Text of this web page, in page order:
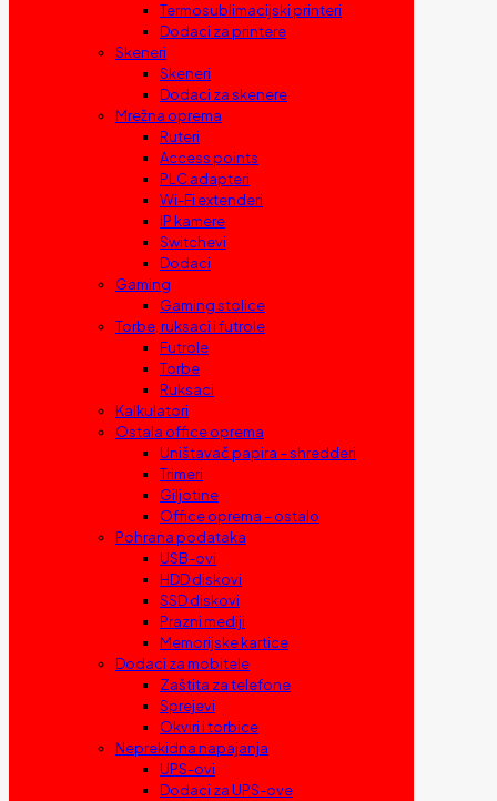
Termosublimacijski printeri
Dodaci za printere
Skeneri
Skeneri
Dodaci za skenere
Mrežna oprema
Ruteri
Access points
PLC adapteri
Wi-Fi extenderi
IP kamere
Switchevi
Dodaci
Gaming
Gaming stolice
Torbe, ruksaci i futrole
Futrole
Torbe
Ruksaci
Kalkulatori
Ostala office oprema
Uništavač papira – shredderi
Trimeri
Giljotine
Office oprema – ostalo
Pohrana podataka
USB-ovi
HDD diskovi
SSD diskovi
Prazni mediji
Memorijske kartice
Dodaci za mobitele
Zaštita za telefone
Sprejevi
Okviri i torbice
Neprekidna napajanja
UPS-ovi
Dodaci za UPS-ove